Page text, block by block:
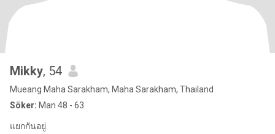
Mikky, 54
Mueang Maha Sarakham, Maha Sarakham, Thailand
Söker: Man 48 - 63
แยกกันอยู่